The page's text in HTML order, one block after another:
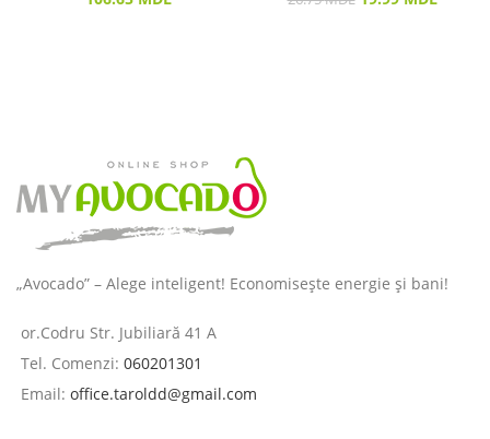
„Avocado” – Alege inteligent! Economisește energie și bani!
or.Codru Str. Jubiliară 41 A
Tel. Comenzi: 060201301
Email: office.taroldd@gmail.com